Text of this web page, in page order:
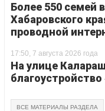
Более 550 семей
Хабаровского
проводной
17:50, 7 августа 2026 года
На улице
благоустройство
ВСЕ МАТЕРИАЛЫ РАЗДЕЛА